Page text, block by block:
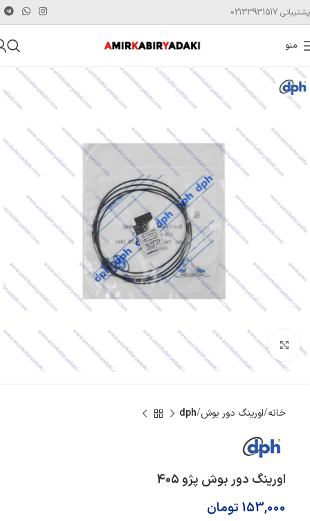
پشتیبانی 02133931517
منو
بزرگنمایی تصویر
خانه اورینگ دور بوش dph
اورینگ دور بوش پژو ۴۰۵
153,000 تومان